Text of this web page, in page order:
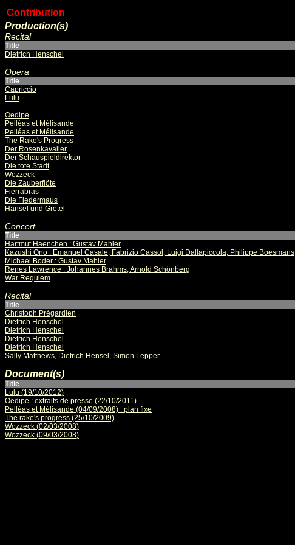
Contribution
Production(s)
Recital
Title
Dietrich Henschel
Opera
Title
Capriccio
Lulu
Oedipe
Pelléas et Mélisande
Pelléas et Mélisande
The Rake's Progress
Der Rosenkavalier
Der Schauspieldirektor
Die tote Stadt
Wozzeck
Die Zauberflöte
Fierrabras
Die Fledermaus
Hänsel und Gretel
Concert
Title
Hartmut Haenchen : Gustav Mahler
Kazushi Ono : Emanuel Casale, Fabrizio Cassol, Luigi Dallapiccola, Philippe Boesmans
Michael Boder : Gustav Mahler
Renes Lawrence : Johannes Brahms, Arnold Schönberg
War Requiem
Recital
Title
Christoph Prégardien
Dietrich Henschel
Dietrich Henschel
Dietrich Henschel
Dietrich Henschel
Sally Matthews, Dietrich Hensel, Simon Lepper
Document(s)
Title
Lulu (19/10/2012)
Oedipe : extraits de presse (22/10/2011)
Pelléas et Mélisande (04/09/2008) : plan fixe
The rake's progress (25/10/2009)
Wozzeck (02/03/2008)
Wozzeck (09/03/2008)